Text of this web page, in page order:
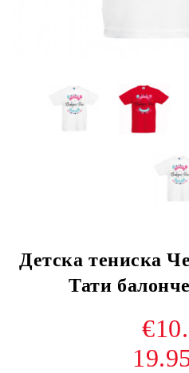
Детска тениска
Тати